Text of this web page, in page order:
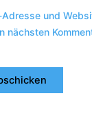
Adresse und
nächsten